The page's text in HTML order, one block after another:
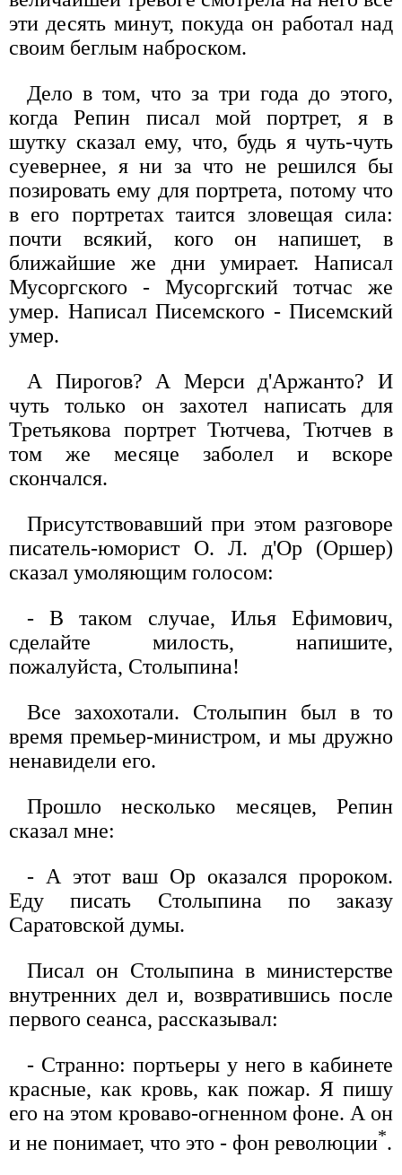
эти десять минут, покуда он работал над
своим беглым наброском.
Дело в том, что за три года до этого,
когда Репин писал мой портрет, я в
шутку сказал ему, что, будь я чуть-чуть
суевернее, я ни за что не решился бы
позировать ему для портрета, потому что
в его портретах таится зловещая сила:
почти всякий, кого он напишет, в
ближайшие же дни умирает. Написал
Мусоргского - Мусоргский тотчас же
умер. Написал Писемского - Писемский
умер.
А Пирогов? А Мерси д'Аржанто? И
чуть только он захотел написать для
Третьякова портрет Тютчева, Тютчев в
том же месяце заболел и вскоре
скончался.
Присутствовавший при этом разговоре
писатель-юморист О. Л. д'Ор (Оршер)
сказал умоляющим голосом:
- В таком случае, Илья Ефимович,
сделайте милость, напишите,
пожалуйста, Столыпина!
Все захохотали. Столыпин был в то
время премьер-министром, и мы дружно
ненавидели его.
Прошло несколько месяцев, Репин
сказал мне:
- А этот ваш Ор оказался пророком.
Еду писать Столыпина по заказу
Саратовской думы.
Писал он Столыпина в министерстве
внутренних дел и, возвратившись после
первого сеанса, рассказывал:
- Странно: портьеры у него в кабинете
красные, как кровь, как пожар. Я пишу
его на этом кроваво-огненном фоне. А он
и не понимает, что это - фон революции*.